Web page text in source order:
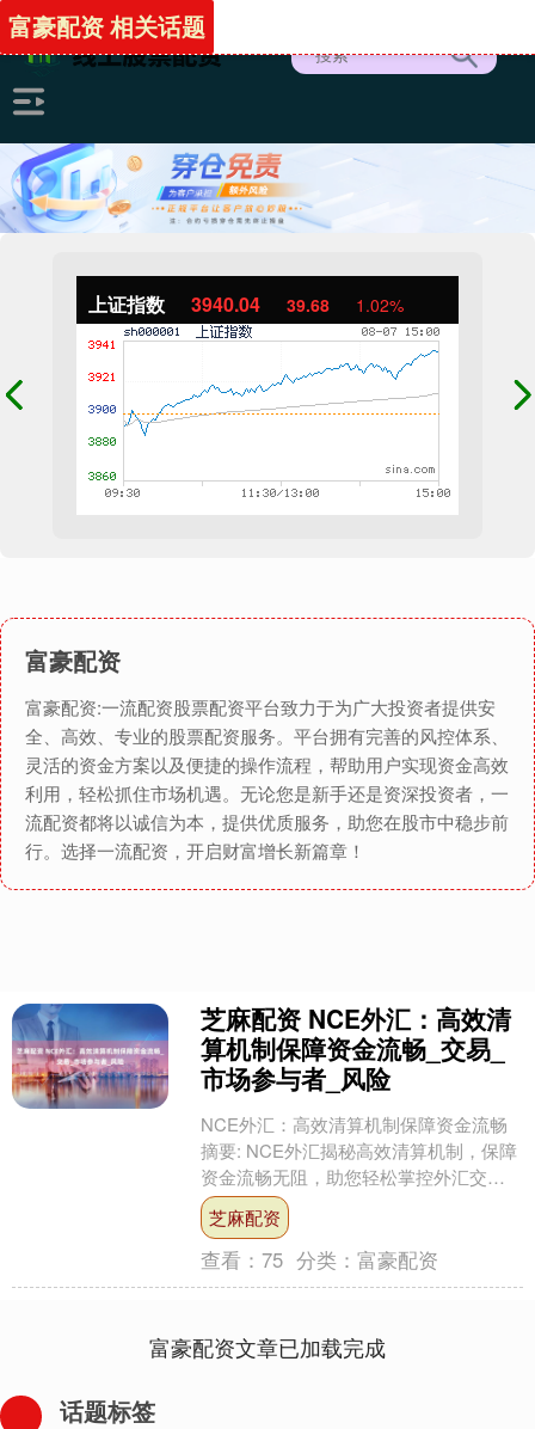
上证指数 3940.04 39.68 1.02%
富豪配资
富豪配资:一流配资股票配资平台致力于为广大投资者提供安
全、高效、专业的股票配资服务。平台拥有完善的风控体系、
灵活的资金方案以及便捷的操作流程，帮助用户实现资金高效
利用，轻松抓住市场机遇。无论您是新手还是资深投资者，一
流配资都将以诚信为本，提供优质服务，助您在股市中稳步前
行。选择一流配资，开启财富增长新篇章！
富豪配资 相关话题
芝麻配资 NCE外汇：高效清
算机制保障资金流畅_交易_
市场参与者_风险
NCE外汇：高效清算机制保障资金流畅
摘要: NCE外汇揭秘高效清算机制，保障
资金流畅无阻，助您轻松掌控外汇交
易！探索更多金融秘密，点击了解详
情！ 在当今全球化....
芝麻配资
查看：75 分类：富豪配资
富豪配资文章已加载完成
话题标签